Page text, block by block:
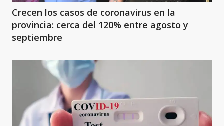
Crecen los casos de coronavirus en la
provincia: cerca del 120% entre agosto y
septiembre